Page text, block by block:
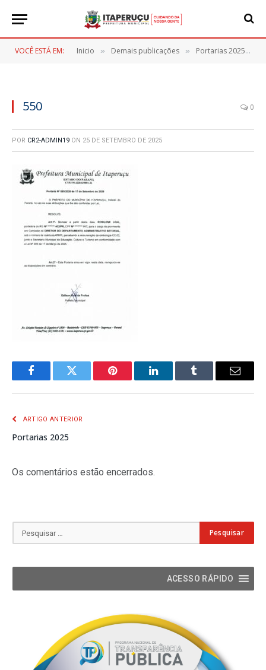
VOCÊ ESTÁ EM: Inicio » Demais publicações » Portarias 2025
550 0
POR CR2-ADMIN19 ON 25 DE SETEMBRO DE 2025
FacebookTwitter Pinterest LinkedInTumblr
E-
ARTIGO ANTERIOR
Portarias 2025
Os comentários estão encerrados.
ACESSO RÁPIDO